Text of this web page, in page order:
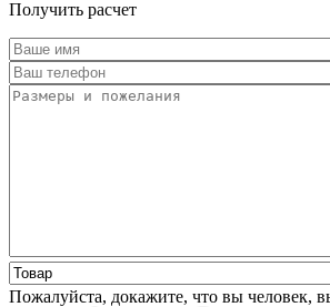
Получить расчет
Пожалуйста, докажите, что вы человек,